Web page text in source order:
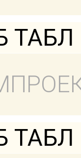
ТАБЛ